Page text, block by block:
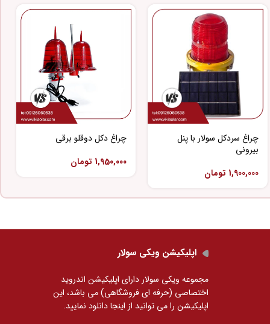
چراغ سردکل سولار با پنل
بیرونی
1,900,000 تومان
چراغ دکل دوقلو برقی
1,950,000 تومان
اپلیکیشن ویکی سولار
مجموعه ویکی سولار دارای اپلیکیشن اندروید
اختصاصی (حرفه ای فروشگاهی) می باشد، این
اپلیکیشن را می توانید از اینجا دانلود نمایید.